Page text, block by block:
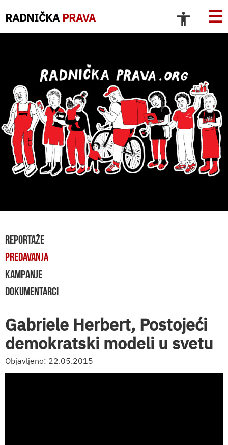
RADNIČKA PRAVA ☰
REPORTAŽE
PREDAVANJA
KAMPANJE
DOKUMENTARCI
Gabriele Herbert, Postojeći
demokratski modeli u svetu
Objavljeno: 22.05.2015